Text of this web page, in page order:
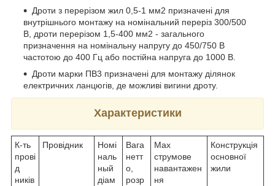
Дроти з перерізом жил 0,5-1 мм2 призначені для
внутрішнього монтажу на номінальний переріз 300/500
В, дроти перерізом 1,5-400 мм2 - загального
призначення на номінальну напругу до 450/750 В
частотою до 400 Гц або постійна напруга до 1000 В.
Дроти марки ПВ3 призначені для монтажу ділянок
електричних ланцюгів, де можливі вигини дроту.
Характеристики
К-ть
прові
д
ників
Провідник
Номі
наль
ный
діам
Вага
нетт
о,
розр
Max
струмове
навантажен
ня
Конструкція
основної
жили